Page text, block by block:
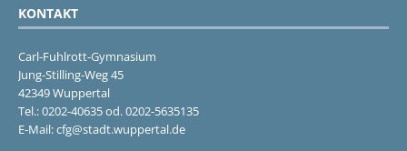
KONTAKT
Carl-Fuhlrott-Gymnasium
Jung-Stilling-Weg 45
42349 Wuppertal
Tel.: 0202-40635 od. 0202-5635135
E-Mail: cfg@stadt.wuppertal.de